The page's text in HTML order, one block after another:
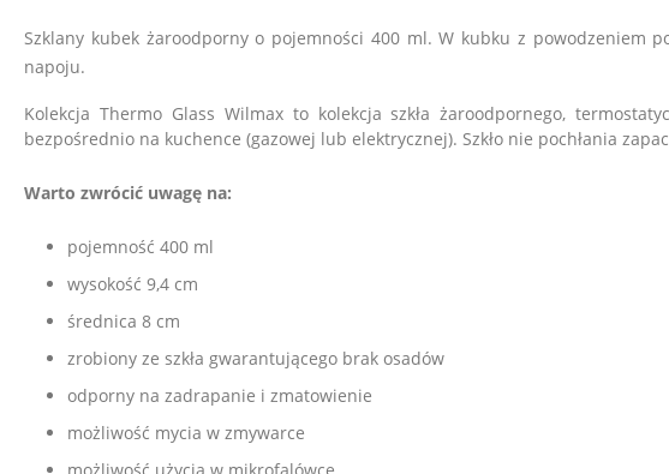
Szklany kubek żaroodporny o pojemności 400 ml. W kubku z powodzeniem
napoju.
Kolekcja Thermo Glass Wilmax to kolekcja szkła żaroodpornego,
bezpośrednio na kuchence (gazowej lub elektrycznej). Szkło nie pochłania
Warto zwrócić uwagę na:
pojemność 400 ml
wysokość 9,4 cm
średnica 8 cm
zrobiony ze szkła gwarantującego brak osadów
odporny na zadrapanie i zmatowienie
możliwość mycia w zmywarce